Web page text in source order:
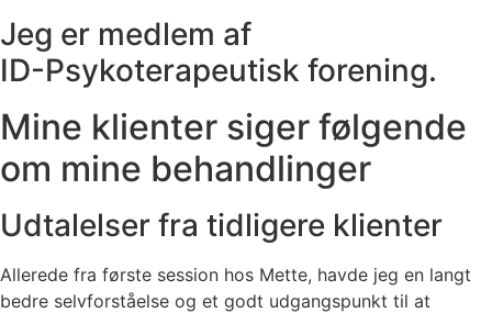
Jeg er medlem af
ID-Psykoterapeutisk forening.
Mine klienter siger følgende
om mine behandlinger
Udtalelser fra tidligere klienter
Allerede fra første session hos Mette, havde jeg en langt
bedre selvforståelse og et godt udgangspunkt til at